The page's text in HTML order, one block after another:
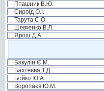
Пташник В.Ю.
Сироїд О.І.
Тарута С.О.
Шевченко В.Л.
Ярош Д.А.
Бакулін Є.М.
Бахтеєва Т.Д.
Бойко Ю.А.
Воропаєв Ю.М.